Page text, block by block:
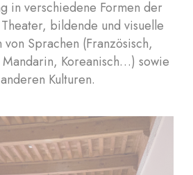
in verschiedene Formen der
bildende und visuelle
von Sprachen (Französisch,
Mandarin, Koreanisch…) sowie
Kulturen.